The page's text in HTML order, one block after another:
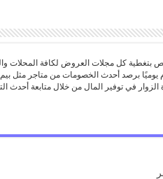
كل مجلات العروض لكافة المحلات
برصد أحدث الخصومات من متاجر مثل بيم
في توفير المال من خلال متابعة أحدث